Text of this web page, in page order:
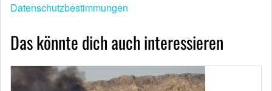
Datenschutzbestimmungen
Das könnte dich auch interessieren